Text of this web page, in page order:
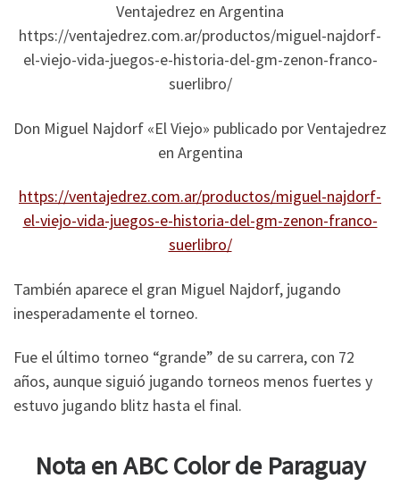
Don Miguel Najdorf «El Viejo» publicado por Ventajedrez
en Argentina
https://ventajedrez.com.ar/productos/miguel-najdorf-
el-viejo-vida-juegos-e-historia-del-gm-zenon-franco-
suerlibro/
También aparece el gran Miguel Najdorf, jugando
inesperadamente el torneo.
Fue el último torneo “grande” de su carrera, con 72
años, aunque siguió jugando torneos menos fuertes y
estuvo jugando blitz hasta el final.
Nota en ABC Color de Paraguay